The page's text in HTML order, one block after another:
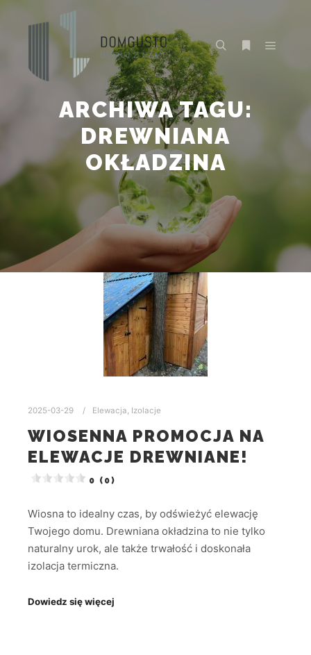
ARCHIWA TAGU:
DREWNIANA
OKŁADZINA
2025-03-29 Elewacja, Izolacje
WIOSENNA PROMOCJA NA
ELEWACJE DREWNIANE!
0 (0)
Wiosna to idealny czas, by odświeżyć elewację
Twojego domu. Drewniana okładzina to nie tylko
naturalny urok, ale także trwałość i doskonała
izolacja termiczna.
Dowiedz się więcej